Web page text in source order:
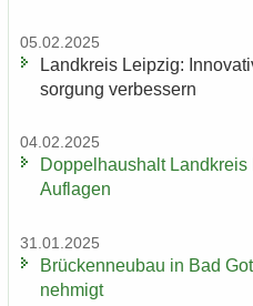
05.02.2025
Land­kreis Leip­zig:
sor­gung ver­bes­sern
04.02.2025
Dop­pel­haus­halt
Auf­la­gen
31.01.2025
Brü­cken­neu­bau in Bad
neh­migt